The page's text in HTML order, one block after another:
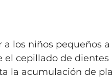
los niños pequeños
el cepillado de
la acumulación de